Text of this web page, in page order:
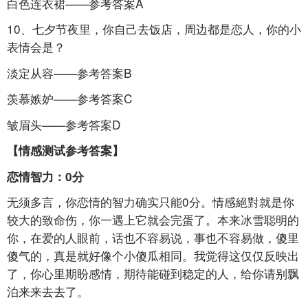
10、七夕节夜里，你自己去饭店，周边都是恋人，你的小
表情会是？
淡定从容——参考答案B
羡慕嫉妒——参考答案C
皱眉头——参考答案D
【情感测试参考答案】
恋情智力：0分
无须多言，你恋情的智力确实只能0分。情感絕對就是你
较大的致命伤，你一遇上它就会完蛋了。本来冰雪聪明的
你，在爱的人眼前，话也不容易说，事也不容易做，傻里
傻气的，真是就好像个小傻瓜相同。我觉得这仅仅反映出
了，你心里期盼感情，期待能碰到稳定的人，给你请别飘
泊来来去去了。